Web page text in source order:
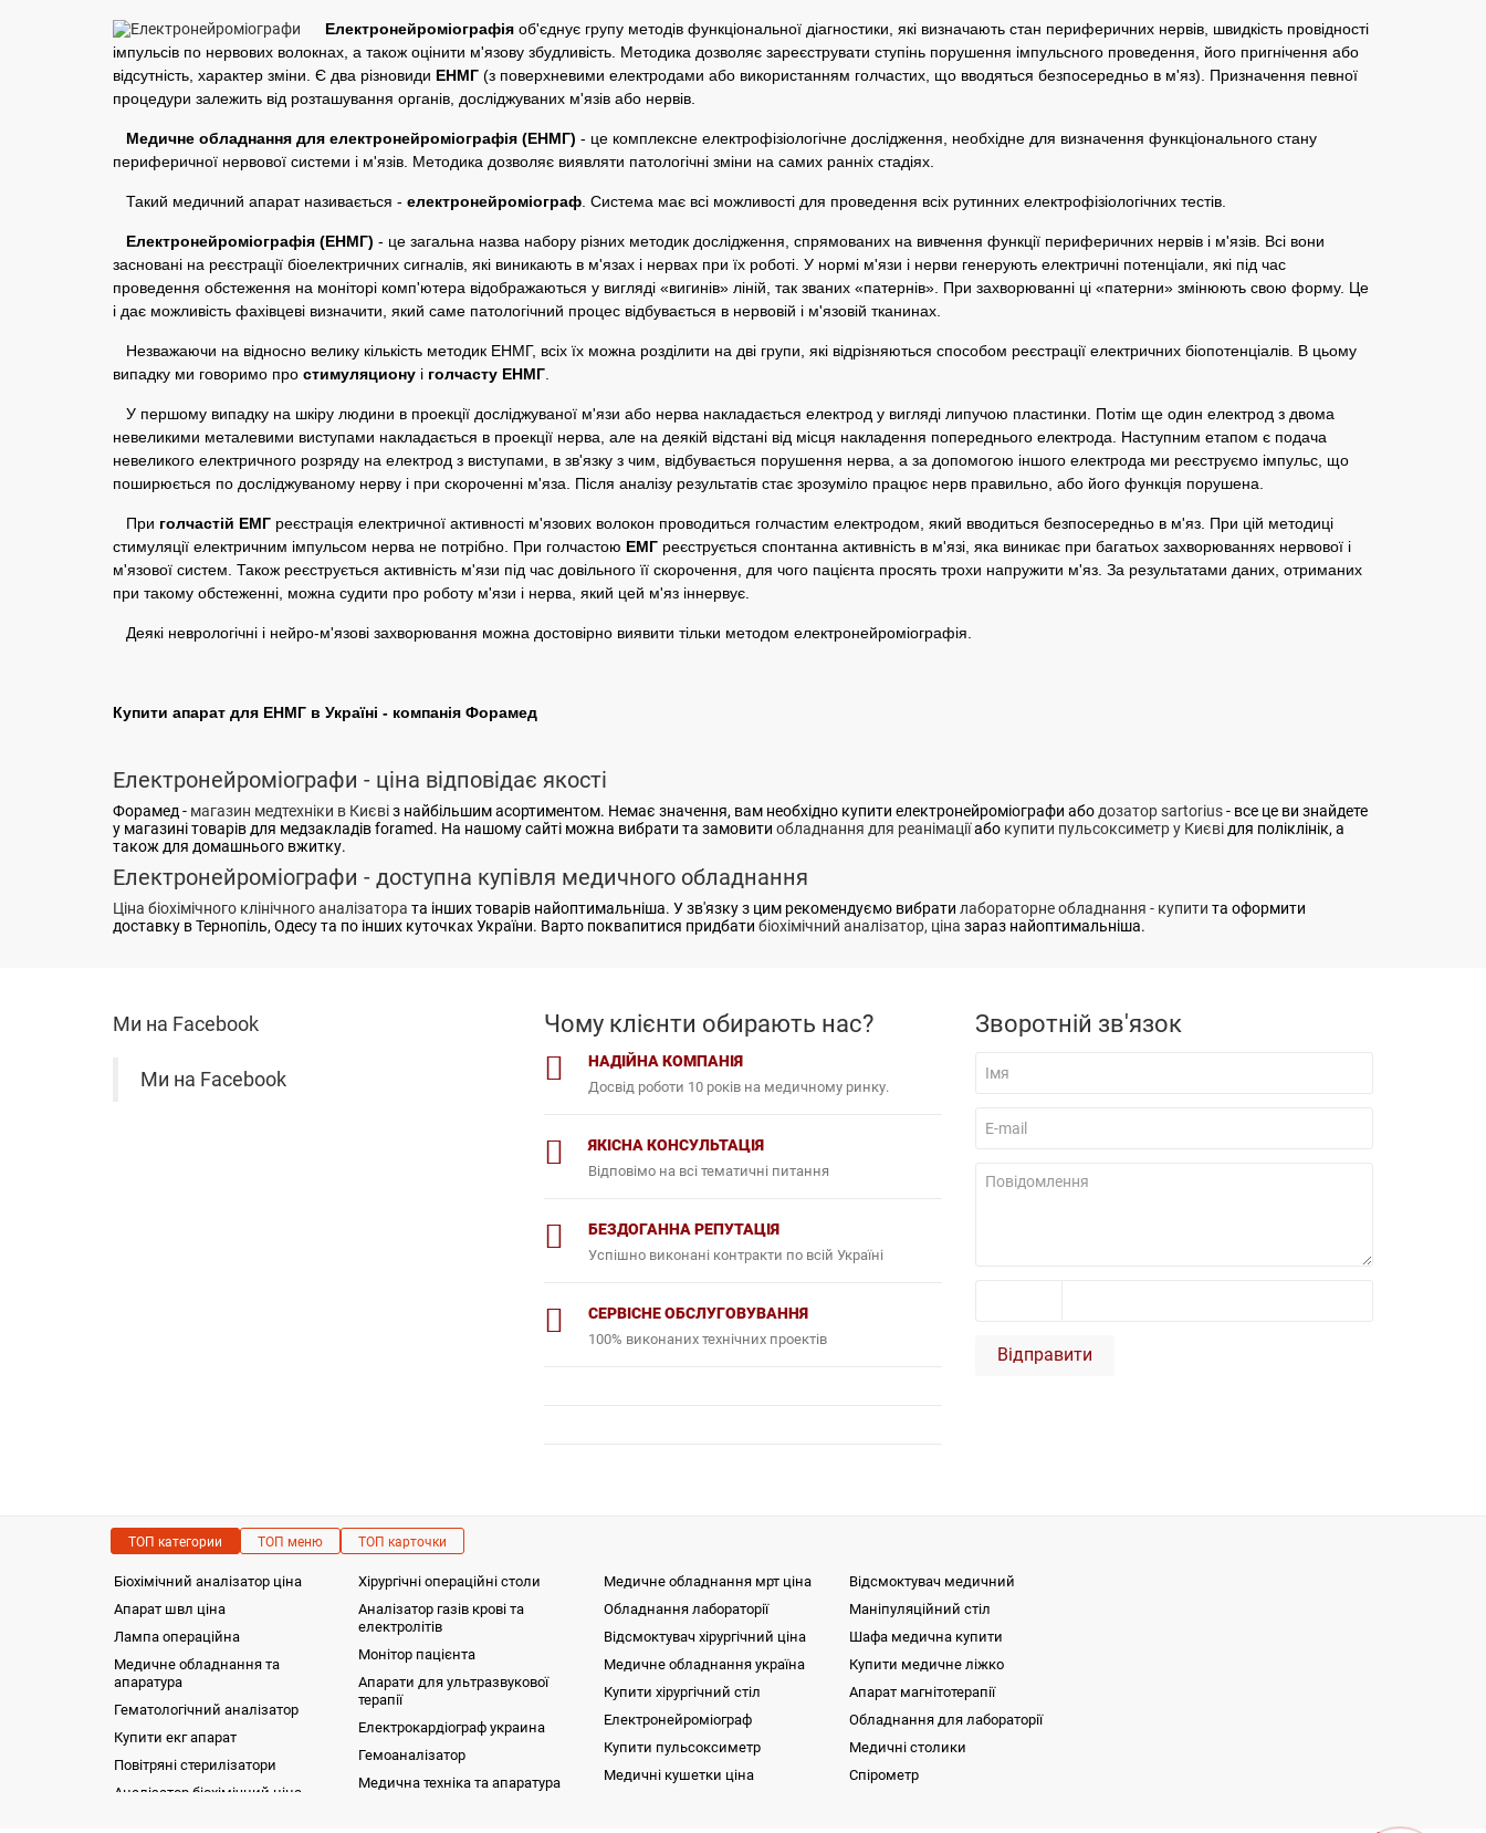
Електронейроміографія об'єднує групу методів функціональної діагностики, які визначають стан периферичних нервів, швидкість провідності
імпульсів по нервових волокнах, а також оцінити м'язову збудливість. Методика дозволяє зареєструвати ступінь порушення імпульсного проведення, його пригнічення або
відсутність, характер зміни. Є два різновиди ЕНМГ (з поверхневими електродами або використанням голчастих, що вводяться безпосередньо в м'яз). Призначення певної
процедури залежить від розташування органів, досліджуваних м'язів або нервів.
Медичне обладнання для електронейроміографія (ЕНМГ) - це комплексне електрофізіологічне дослідження, необхідне для визначення функціонального стану
периферичної нервової системи і м'язів. Методика дозволяє виявляти патологічні зміни на самих ранніх стадіях.
Такий медичний апарат називається - електронейроміограф . Система має всі можливості для проведення всіх рутинних електрофізіологічних тестів.
Електронейроміографія (ЕНМГ) - це загальна назва набору різних методик дослідження, спрямованих на вивчення функції периферичних нервів і м'язів. Всі вони
засновані на реєстрації біоелектричних сигналів, які виникають в м'язах і нервах при їх роботі. У нормі м'язи і нерви генерують електричні потенціали, які під час
проведення обстеження на моніторі комп'ютера відображаються у вигляді «вигинів» ліній, так званих «патернів». При захворюванні ці «патерни» змінюють свою форму. Це
і дає можливість фахівцеві визначити, який саме патологічний процес відбувається в нервовій і м'язовій тканинах.
Незважаючи на відносно велику кількість методик ЕНМГ, всіх їх можна розділити на дві групи, які відрізняються способом реєстрації електричних біопотенціалів. В цьому
випадку ми говоримо про стимуляциону і голчасту ЕНМГ
У першому випадку на шкіру людини в проекції досліджуваної м'язи або нерва накладається електрод у вигляді липучою пластинки. Потім ще один електрод з двома
невеликими металевими виступами накладається в проекції нерва, але на деякій відстані від місця накладення попереднього електрода. Наступним етапом є подача
невеликого електричного розряду на електрод з виступами, в зв'язку з чим, відбувається порушення нерва, а за допомогою іншого електрода ми реєструємо імпульс, що
поширюється по досліджуваному нерву і при скороченні м'яза. Після аналізу результатів стає зрозуміло працює нерв правильно, або його функція порушена.
При голчастій ЕМГ реєстрація електричної активності м'язових волокон проводиться голчастим електродом, який вводиться безпосередньо в м'яз. При цій методиці
стимуляції електричним імпульсом нерва не потрібно. При голчастою ЕМГ реєструється спонтанна активність в м'язі, яка виникає при багатьох захворюваннях нервової і
м'язової систем. Також реєструється активність м'язи під час довільного її скорочення, для чого пацієнта просять трохи напружити м'яз. За результатами даних, отриманих
при такому обстеженні, можна судити про роботу м'язи і нерва, який цей м'яз іннервує.
Деякі неврологічні і нейро-м'язові захворювання можна достовірно виявити тільки методом електронейроміографія.
Купити апарат для ЕНМГ в Україні - компанія Форамед
Електронейроміографи - ціна відповідає якості
Форамед - магазин медтехніки в Києвіз найбільшим асортиментом. Немає значення, вам необхідно купити електронейроміографи або дозатор sartorius- все це ви знайдете
у магазині товарів для медзакладів foramed. На нашому сайті можна вибрати та замовити обладнання для реанімаціїабо купити пульсоксиметр у Києві для поліклінік, а
також для домашнього вжитку.
Електронейроміографи - доступна купівля медичного обладнання
Ціна біохімічного клінічного аналізатора та інших товарів найоптимальніша. У зв'язку з цим рекомендуємо вибрати лабораторне обладнання - купити та оформити
доставку в Тернопіль, Одесу та по інших куточках України. Варто поквапитися придбати біохімічний аналізатор, ціна зараз найоптимальніша.
Ми на Facebook
Ми на Facebook
Чому клієнти обирають нас?
НАДІЙНА КОМПАНІЯ
Досвід роботи 10 років на медичному ринку.
ЯКІСНА КОНСУЛЬТАЦІЯ
Відповімо на всі тематичні питання
БЕЗДОГАННА РЕПУТАЦІЯ
Успішно виконані контракти по всій Україні
СЕРВІСНЕ ОБСЛУГОВУВАННЯ
100% виконаних технічних проектів
Зворотній зв'язок
Відправити
ТОП категории ТОП меню ТОП карточки
Біохімічний аналізатор ціна
Апарат швл ціна
Лампа операційна
Медичне обладнання та
апаратура
Гематологічний аналізатор
Купити екг апарат
Повітряні стерилізатори
Аналізатор біохімічний ціна
Хірургічні операційні столи
Аналізатор газів крові та
електролітів
Монітор пацієнта
Апарати для ультразвукової
терапії
Електрокардіограф украина
Гемоаналізатор
Медична техніка та апаратура
Медичне обладнання мрт ціна
Обладнання лабораторії
Відсмоктувач хірургічний ціна
Медичне обладнання україна
Купити хірургічний стіл
Електронейроміограф
Купити пульсоксиметр
Медичні кушетки ціна
Відсмоктувач медичний
Маніпуляційний стіл
Шафа медична купити
Купити медичне ліжко
Апарат магнітотерапії
Обладнання для лабораторії
Медичні столики
Спірометр